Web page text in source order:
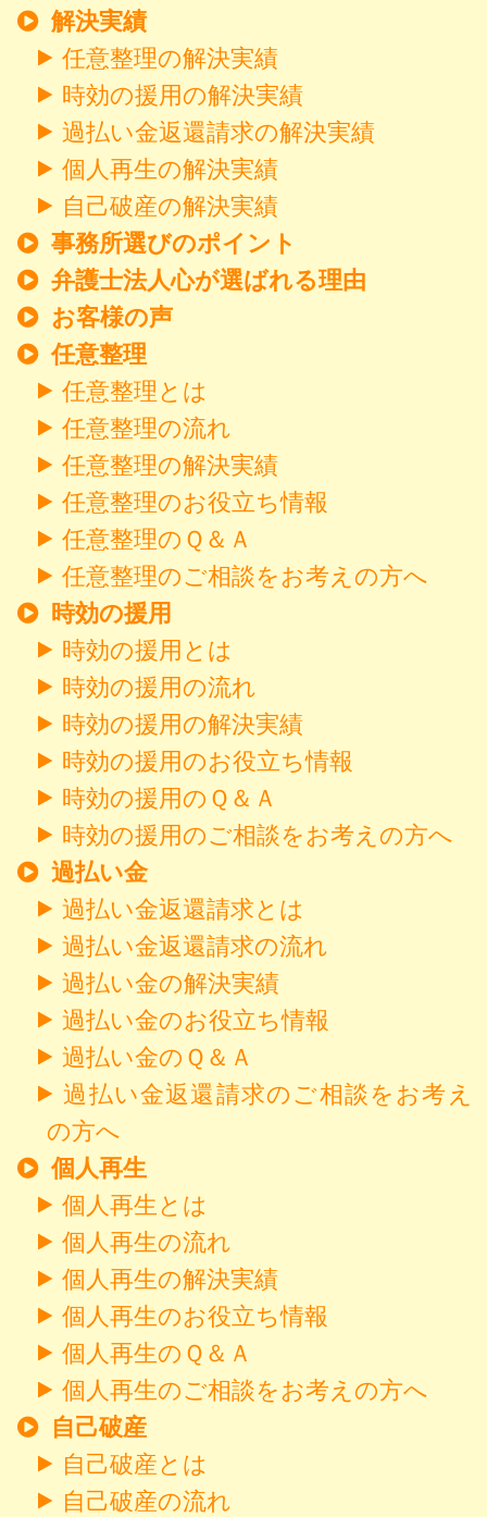
解決実績
任意整理の解決実績
時効の援用の解決実績
過払い金返還請求の解決実績
個人再生の解決実績
自己破産の解決実績
事務所選びのポイント
弁護士法人心が選ばれる理由
お客様の声
任意整理
任意整理とは
任意整理の流れ
任意整理の解決実績
任意整理のお役立ち情報
任意整理のＱ＆Ａ
任意整理のご相談をお考えの方へ
時効の援用
時効の援用とは
時効の援用の流れ
時効の援用の解決実績
時効の援用のお役立ち情報
時効の援用のＱ＆Ａ
時効の援用のご相談をお考えの方へ
過払い金
過払い金返還請求とは
過払い金返還請求の流れ
過払い金の解決実績
過払い金のお役立ち情報
過払い金のＱ＆Ａ
過払い金返還請求のご相談をお考え
の方へ
個人再生
個人再生とは
個人再生の流れ
個人再生の解決実績
個人再生のお役立ち情報
個人再生のＱ＆Ａ
個人再生のご相談をお考えの方へ
自己破産
自己破産とは
自己破産の流れ